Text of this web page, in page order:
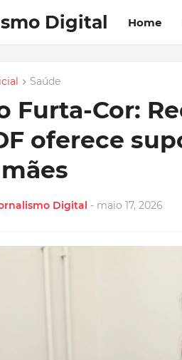
Digital Home
Saúde
Furta-Cor:
oferece
Digital - maio 17, 2026